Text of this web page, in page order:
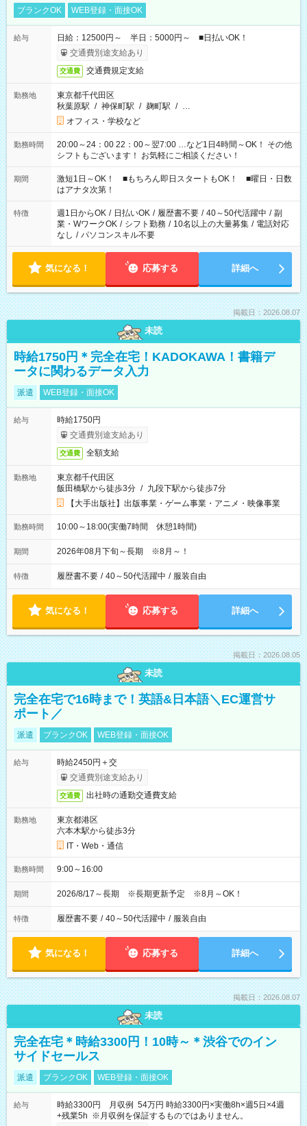
ブランクOK
WEB登録・面接OK
給与
日給：12500円～ 半日：5000円～ ■日払いOK！
交通費別途支給あり
交通費 交通費規定支給
勤務地
東京都千代田区
秋葉原駅 / 神保町駅 / 麹町駅 / …
オフィス・学校など
勤務時間
20:00～24：00 22：00～翌7:00 …など1日4時間～OK！ その他
シフトもございます！ お気軽にご相談ください！
期間
激短1日～OK！ ■もちろん即日スタートもOK！ ■曜日・日数
はアナタ次第！
特徴 週1日からOK / 日払いOK / 履歴書不要 / 40～50代活躍中 / 副
業・WワークOK / シフト勤務 / 10名以上の大量募集 / 電話対応
なし / パソコンスキル不要
気になる！ 応募する 詳細へ
掲載日：2026.08.07
未読
時給1750円＊完全在宅！KADOKAWA！書籍デ
ータに関わるデータ入力
派遣 WEB登録・面接OK
給与
時給1750円
交通費別途支給あり
交通費 全額支給
勤務地
東京都千代田区
飯田橋駅から徒歩3分 / 九段下駅から徒歩7分
【大手出版社】出版事業・ゲーム事業・アニメ・映像事業
勤務時間 10:00～18:00(実働7時間 休憩1時間)
期間 2026年08月下旬～長期 ※8月～！
特徴 履歴書不要 / 40～50代活躍中 / 服装自由
気になる！ 応募する 詳細へ
掲載日：2026.08.05
未読
完全在宅で16時まで！英語&日本語＼EC運営サ
ポート／
派遣 ブランクOK WEB登録・面接OK
給与
時給2450円＋交
交通費別途支給あり
交通費 出社時の通勤交通費支給
勤務地
東京都港区
六本木駅から徒歩3分
IT・Web・通信
勤務時間 9:00～16:00
期間 2026/8/17～長期 ※長期更新予定 ※8月～OK！
特徴 履歴書不要 / 40～50代活躍中 / 服装自由
気になる！ 応募する 詳細へ
掲載日：2026.08.07
未読
完全在宅＊時給3300円！10時～＊渋谷でのイン
サイドセールス
派遣 ブランクOK WEB登録・面接OK
給与
時給3300円 月収例 54万円 時給3300円×実働8h×週5日×4週
+残業5h ※月収例を保証するものではありません。